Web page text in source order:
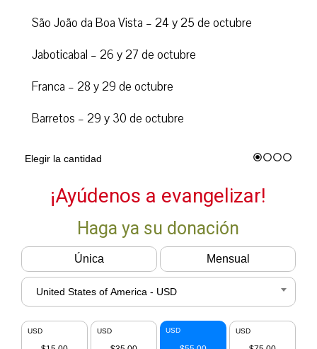
São João da Boa Vista – 24 y 25 de octubre
Jaboticabal – 26 y 27 de octubre
Franca – 28 y 29 de octubre
Barretos – 29 y 30 de octubre